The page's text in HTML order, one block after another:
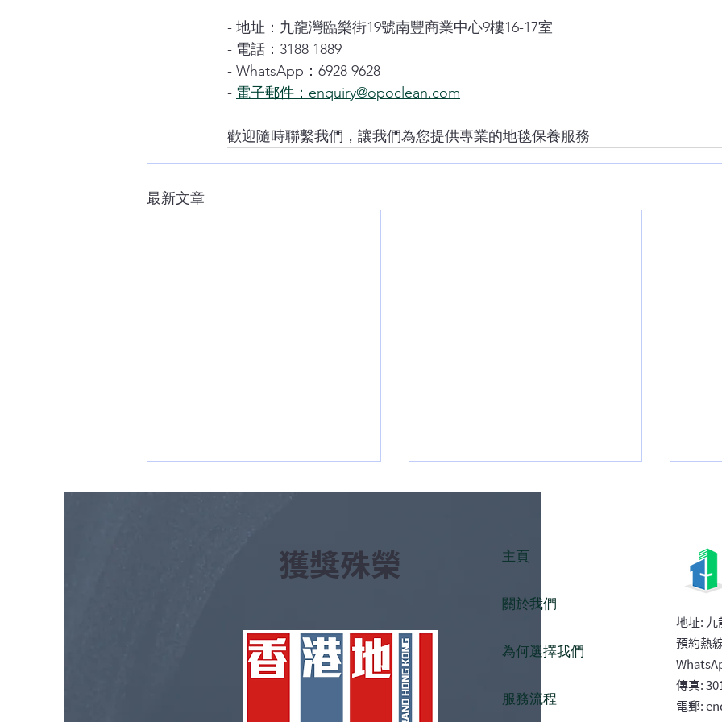
- 地址：九龍灣臨樂街19號南豐商業中心9樓16-17室
- 電話：3188 1889
- WhatsApp：6928 9628
- 電子郵件：enquiry@opoclean.com
歡迎隨時聯繫我們，讓我們為您提供專業的地毯保養服務
最新文章
季地毯清潔與去霉除異味防範
辦
毯
​獲獎殊榮 主頁
關於我們
為何選擇我們
服務流程
地址: 九
預約熱
傳真: 30
電郵: